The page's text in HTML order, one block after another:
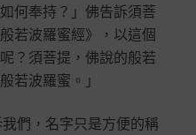
何奉持？」佛告訴須菩
若波羅蜜經》，以這個
？須菩提，佛說的般若
若波羅蜜。」
們，名字只是方便的稱